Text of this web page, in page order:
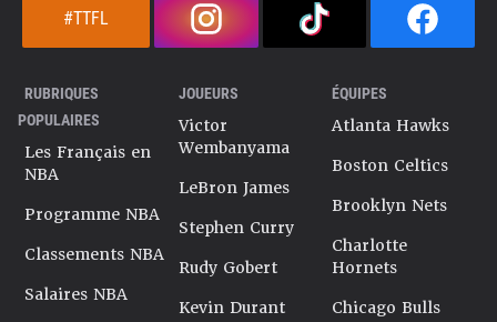
#TTFL
RUBRIQUES
POPULAIRES
Les Français en
NBA
Programme NBA
Classements NBA
Salaires NBA
JOUEURS
Victor
Wembanyama
LeBron James
Stephen Curry
Rudy Gobert
Kevin Durant
ÉQUIPES
Atlanta Hawks
Boston Celtics
Brooklyn Nets
Charlotte
Hornets
Chicago Bulls